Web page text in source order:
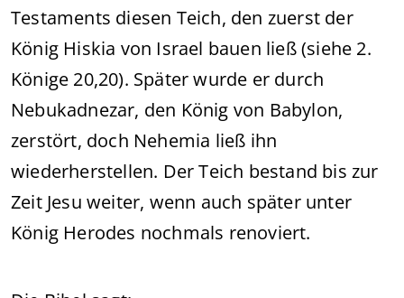
Testaments diesen Teich, den zuerst der
König Hiskia von Israel bauen ließ (siehe 2.
Könige 20,20). Später wurde er durch
Nebukadnezar, den König von Babylon,
zerstört, doch Nehemia ließ ihn
wiederherstellen. Der Teich bestand bis zur
Zeit Jesu weiter, wenn auch später unter
König Herodes nochmals renoviert.